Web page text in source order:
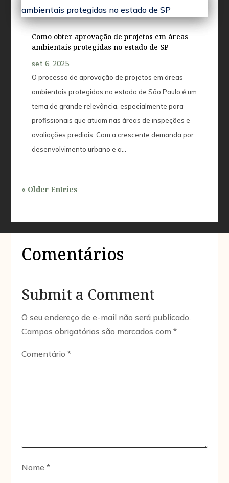
Como obter aprovação de projetos em áreas
ambientais protegidas no estado de SP
set 6, 2025
O processo de aprovação de projetos em áreas
ambientais protegidas no estado de São Paulo é um
tema de grande relevância, especialmente para
profissionais que atuam nas áreas de inspeções e
avaliações prediais. Com a crescente demanda por
desenvolvimento urbano e a...
« Older Entries
Comentários
Submit a Comment
O seu endereço de e-mail não será publicado.
Campos obrigatórios são marcados com*
Comentário*
Nome*